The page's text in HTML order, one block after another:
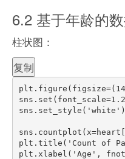
6.2 基于年龄的
柱状图：
复制
plt . figure ( figsize=( 14
sns . set ( font_scale=1.2
sns . set_style ( 'white' )
sns . countplot ( x=heart [
plt . title ( 'Count of
plt . xlabel ( 'Age' ,